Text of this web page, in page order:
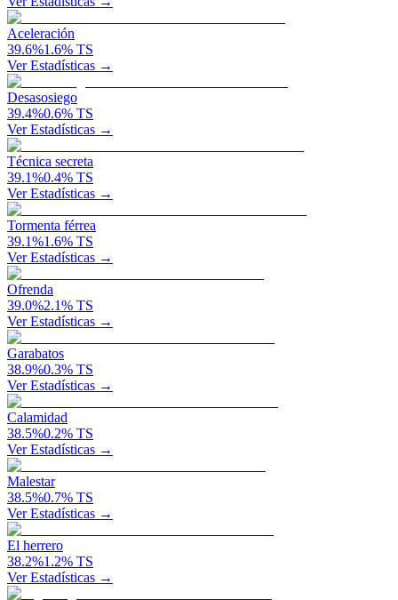
Aceleración
39.6%1.6% TS
Ver Estadísticas →
Desasosiego
39.4%0.6% TS
Ver Estadísticas →
Técnica secreta
39.1%0.4% TS
Ver Estadísticas →
Tormenta férrea
39.1%1.6% TS
Ver Estadísticas →
Ofrenda
39.0%2.1% TS
Ver Estadísticas →
Garabatos
38.9%0.3% TS
Ver Estadísticas →
Calamidad
38.5%0.2% TS
Ver Estadísticas →
Malestar
38.5%0.7% TS
Ver Estadísticas →
El herrero
38.2%1.2% TS
Ver Estadísticas →